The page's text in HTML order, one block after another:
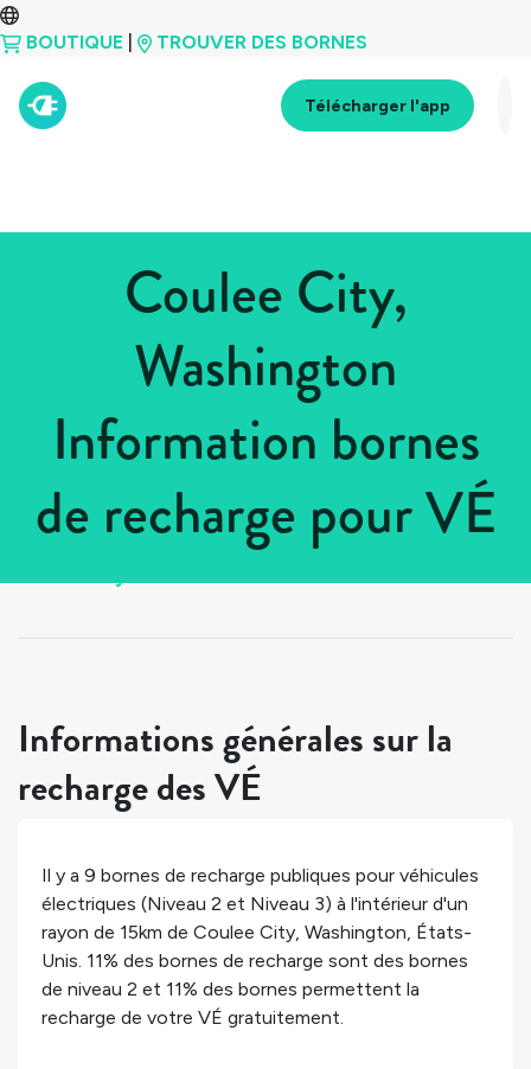
BOUTIQUE TROUVER DES BORNES
Télécharger l'app
Coulee City,
Washington
Information bornes
de recharge pour VÉ
États-Unis > Washington
Informations générales sur la
recharge des VÉ
Il y a 9 bornes de recharge publiques pour véhicules
électriques (Niveau 2 et Niveau 3) à l'intérieur d'un
rayon de 15km de Coulee City, Washington, États-
Unis. 11% des bornes de recharge sont des bornes
de niveau 2 et 11% des bornes permettent la
recharge de votre VÉ gratuitement.